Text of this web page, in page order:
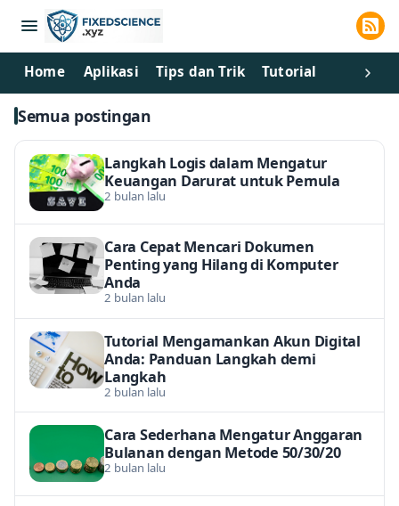
Home Aplikasi Tips dan Trik Tutorial
Semua postingan
Langkah Logis dalam Mengatur
Keuangan Darurat untuk Pemula
2 bulan lalu
Cara Cepat Mencari Dokumen
Penting yang Hilang di Komputer
Anda
2 bulan lalu
Tutorial Mengamankan Akun Digital
Anda: Panduan Langkah demi
Langkah
2 bulan lalu
Cara Sederhana Mengatur Anggaran
Bulanan dengan Metode 50/30/20
2 bulan lalu